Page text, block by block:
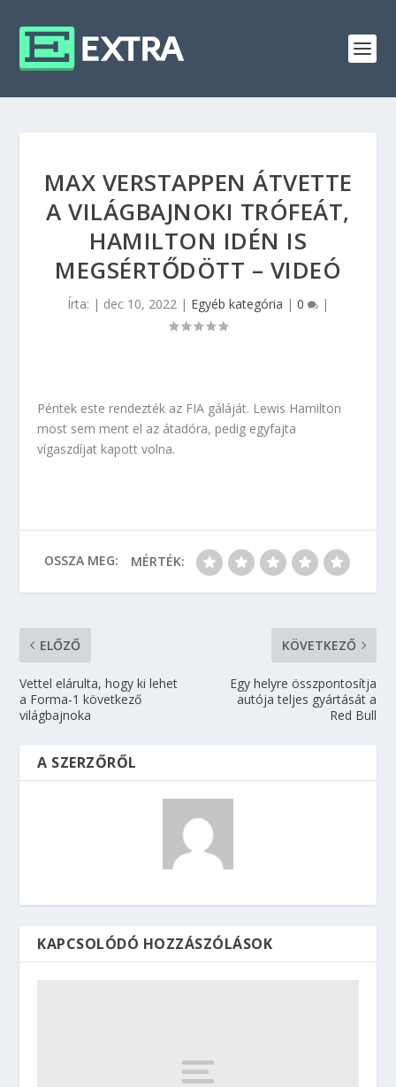
MAX VERSTAPPEN ÁTVETTE
A VILÁGBAJNOKI TRÓFEÁT,
HAMILTON IDÉN IS
MEGSÉRTŐDÖTT – VIDEÓ
Írta: | dec 10, 2022 | Egyéb kategória | 0 |
Péntek este rendezték az FIA gáláját. Lewis Hamilton
most sem ment el az átadóra, pedig egyfajta
vígaszdíjat kapott volna.
OSSZA MEG: MÉRTÉK:
ELŐZŐ
Vettel elárulta, hogy ki lehet
a Forma-1 következő
világbajnoka
KÖVETKEZŐ
Egy helyre összpontosítja
autója teljes gyártását a
Red Bull
A SZERZŐRŐL
KAPCSOLÓDÓ HOZZÁSZÓLÁSOK